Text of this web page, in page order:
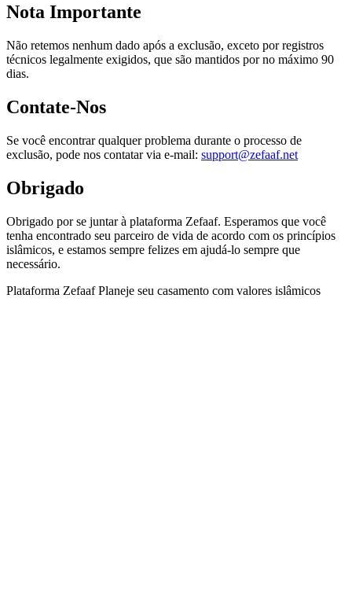
Nota Importante
Não retemos nenhum dado após a exclusão, exceto por registros
técnicos legalmente exigidos, que são mantidos por no máximo 90
dias.
Contate-Nos
Se você encontrar qualquer problema durante o processo de
exclusão, pode nos contatar via e-mail: support@zefaaf.net
Obrigado
Obrigado por se juntar à plataforma Zefaaf. Esperamos que você
tenha encontrado seu parceiro de vida de acordo com os princípios
islâmicos, e estamos sempre felizes em ajudá-lo sempre que
necessário.
Plataforma Zefaaf Planeje seu casamento com valores islâmicos